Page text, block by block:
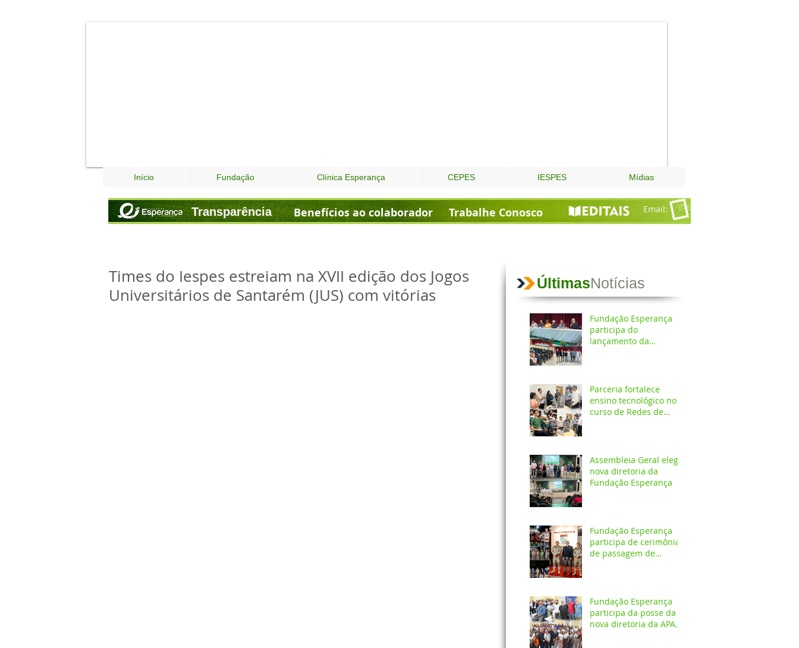
Início Fundação Clínica Esperança CEPES IESPES Mídias
Email:
Transparência Benefícios ao colaborador Trabalhe Conosco
Times do Iespes estreiam na XVII edição dos Jogos
Universitários de Santarém (JUS) com vitórias
Fundação Esperança
participa do
lançamento da
compromisso com a
preservação do meio
ambiente
Parceria fortalece
ensino tecnológico no
curso de Redes de
Assembleia Geral elege
nova diretoria da
Fundação Esperança
Fundação Esperança
participa de cerimônia
de passagem de
Fundação Esperança
participa da posse da
nova diretoria da APAE
ÚltimasNotícias